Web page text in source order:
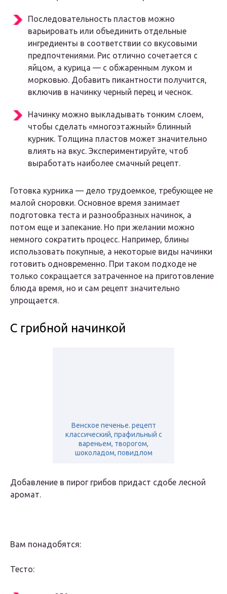
Последовательность пластов можно
варьировать или объединить отдельные
ингредиенты в соответствии со вкусовыми
предпочтениями. Рис отлично сочетается с
яйцом, а курица — с обжаренным луком и
морковью. Добавить пикантности получится,
включив в начинку черный перец и чеснок.
Начинку можно выкладывать тонким слоем,
чтобы сделать «многоэтажный» блинный
курник. Толщина пластов может значительно
влиять на вкус. Экспериментируйте, чтоб
выработать наиболее смачный рецепт.
Готовка курника — дело трудоемкое, требующее не
малой сноровки. Основное время занимает
подготовка теста и разнообразных начинок, а
потом еще и запекание. Но при желании можно
немного сократить процесс. Например, блины
использовать покупные, а некоторые виды начинки
готовить одновременно. При таком подходе не
только сокращается затраченное на приготовление
блюда время, но и сам рецепт значительно
упрощается.
С грибной начинкой
Венское печенье. рецепт
классический, прафильный с
вареньем, творогом,
шоколадом, повидлом
Добавление в пирог грибов придаст сдобе лесной
аромат.
Вам понадобятся:
Тесто: